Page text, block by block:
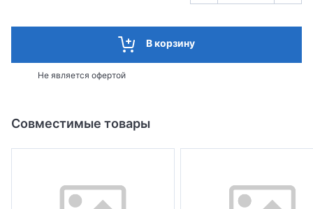
В корзину
Не является офертой
Совместимые товары